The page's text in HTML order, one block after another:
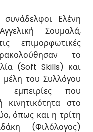
Ελένη
Σουμαλά,
επιμορφωτικές
το
(Soft Skills) και
του Συλλόγου
εμπειρίες που
στο
όπως και η τρίτη
(Φιλόλογος)